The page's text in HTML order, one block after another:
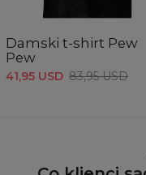
Damski t-shirt Pew
Pew
41,95 USD 83,95 USD